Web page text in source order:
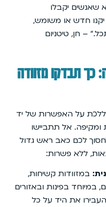
שאנשים יקבלו
חדש או משומש,
– חן, טיטניום
תבדקו מזוודה
על האפשרות של יד
ומקיפה. אל תתביישו
לכם כאב ראש גדול
ללא פשרות:
במזוודות קשיחות,
במיוחד בפינות ובאזורים
העבירו את היד על כל